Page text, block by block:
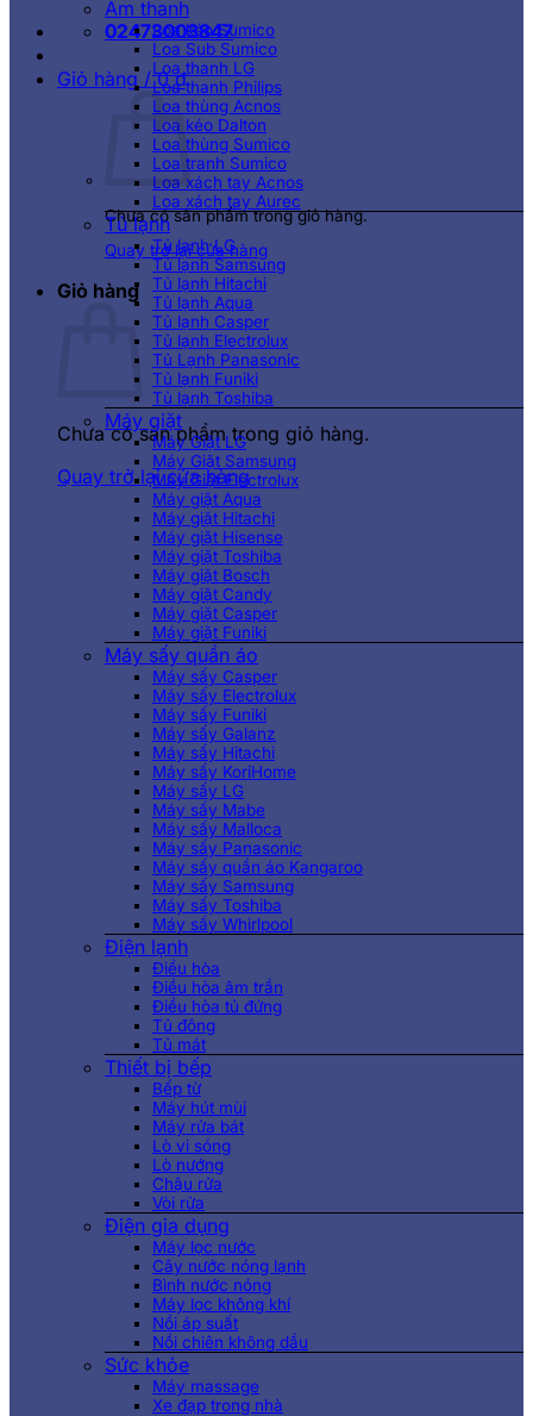
02473003847
Giỏ hàng /0₫
Chưa có sản phẩm trong giỏ hàng.
Quay trở lại cửa hàng
Giỏ hàng
Chưa có sản phẩm trong giỏ hàng.
Quay trở lại cửa hàng
Âm thanh
Loa kéo Sumico
Loa Sub Sumico
Loa thanh LG
Loa thanh Philips
Loa thùng Acnos
Loa kéo Dalton
Loa thùng Sumico
Loa tranh Sumico
Loa xách tay Acnos
Loa xách tay Aurec
Tủ lạnh
Tủ lạnh LG
Tủ lạnh Samsung
Tủ lạnh Hitachi
Tủ lạnh Aqua
Tủ lạnh Casper
Tủ lạnh Electrolux
Tủ Lạnh Panasonic
Tủ lạnh Funiki
Tủ lạnh Toshiba
Máy giặt
Máy Giặt LG
Máy Giặt Samsung
Máy Giặt Electrolux
Máy giặt Aqua
Máy giặt Hitachi
Máy giặt Hisense
Máy giặt Toshiba
Máy giặt Bosch
Máy giặt Candy
Máy giặt Casper
Máy giặt Funiki
Máy sấy quần áo
Máy sấy Casper
Máy sấy Electrolux
Máy sấy Funiki
Máy sấy Galanz
Máy sấy Hitachi
Máy sấy KoriHome
Máy sấy LG
Máy sấy Mabe
Máy sấy Malloca
Máy sấy Panasonic
Máy sấy quần áo Kangaroo
Máy sấy Samsung
Máy sấy Toshiba
Máy sấy Whirlpool
Điện lạnh
Điều hòa
Điều hòa âm trần
Điều hòa tủ đứng
Tủ đông
Tủ mát
Thiết bị bếp
Bếp từ
Máy hút mùi
Máy rửa bát
Lò vi sóng
Lò nướng
Chậu rửa
Vòi rửa
Điện gia dụng
Máy lọc nước
Cây nước nóng lạnh
Bình nước nóng
Máy lọc không khí
Nồi áp suất
Nồi chiên không dầu
Sức khỏe
Máy massage
Xe đạp trong nhà